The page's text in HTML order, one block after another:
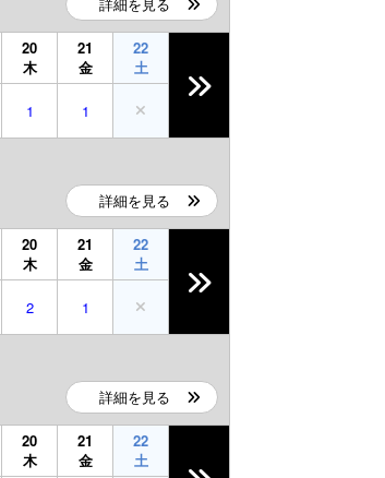
20
木
21
金
22
土
1 1
詳細を見る
20
木
21
金
22
土
2 1
詳細を見る
20
木
21
金
22
土